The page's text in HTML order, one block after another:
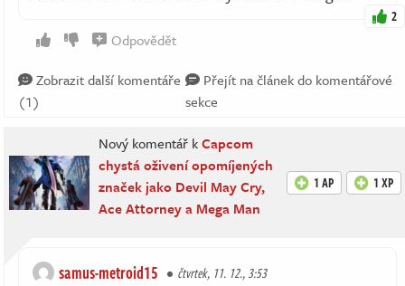
2
Odpovědět
Zobrazit další komentáře
(1)
Přejít na článek do komentářové
sekce
Nový komentář kCapcom
chystá oživení opomíjených
značek jako Devil May Cry,
Ace Attorney a Mega Man
1 AP 1 XP
samus-metroid15 čtvrtek, 11. 12., 3:53